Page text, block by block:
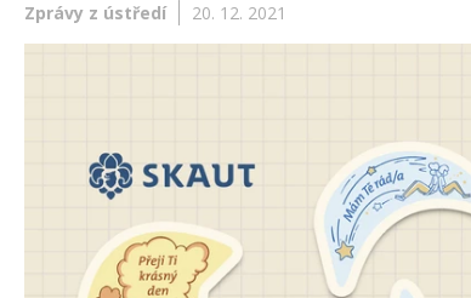
Zprávy z ústředí 20. 12. 2021